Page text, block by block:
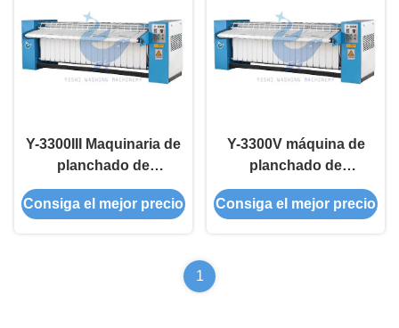
Y-3300III Maquinaria de
planchado de
planchado resistente a
la corrosión
Consiga el mejor precio
Y-3300V máquina de
planchado de
planchado planchado
planchador de rodillo
Consiga el mejor precio
1